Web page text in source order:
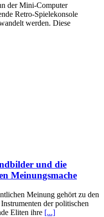
der Mini-Computer
Retro-Spielekonsole
werden. Diese
und die
Meinungsmache
Meinung gehört zu den
der politischen
Eliten ihre [...]